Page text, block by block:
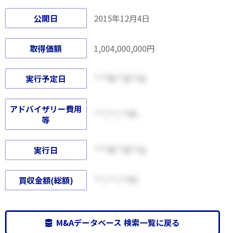
公開日 2015年12月4日
取得価額 1,004,000,000円
実行予定日
アドバイザリー費用
等
実行日
買収金額(総額)
M&Aデータベース 検索一覧に戻る